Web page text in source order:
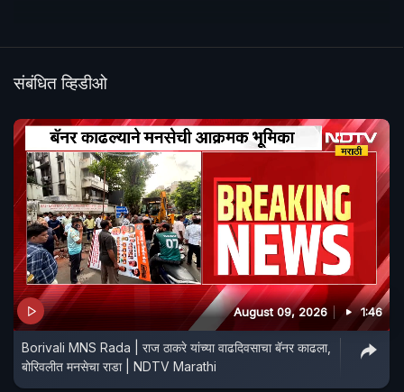
संबंधित व्हिडीओ
August 09, 2026 1:46
Borivali MNS Rada | राज ठाकरे यांच्या वाढदिवसाचा बॅनर काढला,
बोरिवलीत मनसेचा राडा | NDTV Marathi